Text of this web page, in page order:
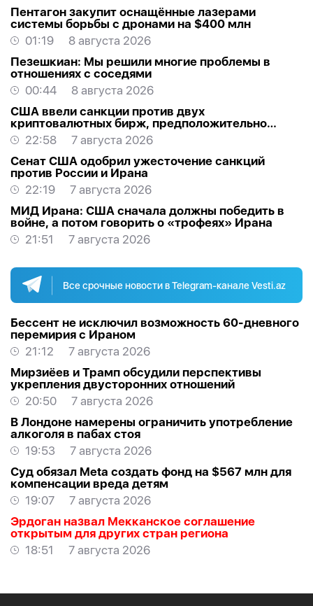
Пентагон закупит оснащённые лазерами
системы борьбы с дронами на $400 млн
01:19
8 августа 2026
Пезешкиан: Мы решили многие проблемы в
отношениях с соседями
00:44
8 августа 2026
США ввели санкции против двух
криптовалютных бирж, предположительно
оказывавших финансовую помощь Ирану
22:58
7 августа 2026
Сенат США одобрил ужесточение санкций
против России и Ирана
22:19
7 августа 2026
МИД Ирана: США сначала должны победить в
войне, а потом говорить о «трофеях» Ирана
21:51
7 августа 2026
Все срочные новости в Telegram-канале Vesti.az
Бессент не исключил возможность 60-дневного
перемирия с Ираном
21:12
7 августа 2026
Мирзиёев и Трамп обсудили перспективы
укрепления двусторонних отношений
20:50
7 августа 2026
В Лондоне намерены ограничить употребление
алкоголя в пабах стоя
19:53
7 августа 2026
Суд обязал Meta создать фонд на $567 млн для
компенсации вреда детям
19:07
7 августа 2026
Эрдоган назвал Мекканское соглашение
открытым для других стран региона
18:51
7 августа 2026